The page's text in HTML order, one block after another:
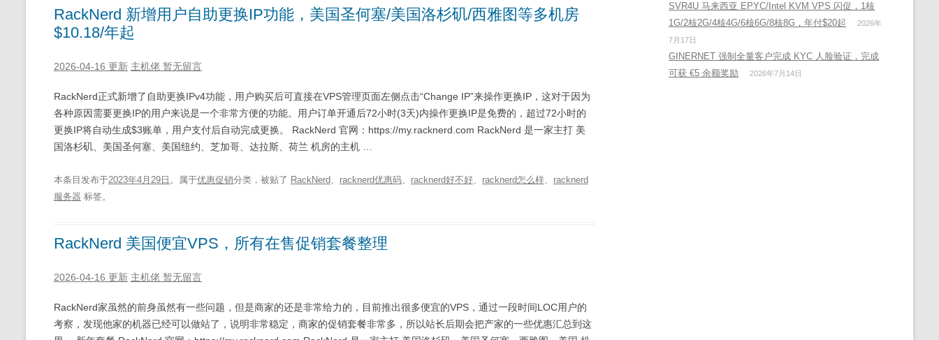
RackNerd 新增用户自助更换IP功能，美国圣何塞/美国洛杉矶/西雅图等多机房
$10.18/年起
2026-04-16 更新 主机佬 暂无留言
RackNerd正式新增了自助更换IPv4功能，用户购买后可直接在VPS管理页面左侧点击“Change IP”来操作更换IP，这对于因为
各种原因需要更换IP的用户来说是一个非常方便的功能。用户订单开通后72小时(3天)内操作更换IP是免费的，超过72小时的
更换IP将自动生成$3账单，用户支付后自动完成更换。 RackNerd 官网：https://my.racknerd.com RackNerd 是一家主打 美
国洛杉矶、美国圣何塞、美国纽约、芝加哥、达拉斯、荷兰 机房的主机 …
本条目发布于2023年4月29日 。属于优惠促销分类，被贴了 RackNerd、 racknerd优惠码、 racknerd好不好、 racknerd怎么样、 racknerd
服务器 标签。
RackNerd 美国便宜VPS，所有在售促销套餐整理
2026-04-16 更新 主机佬 暂无留言
RackNerd家虽然的前身虽然有一些问题，但是商家的还是非常给力的，目前推出很多便宜的VPS，通过一段时间LOC用户的
考察，发现他家的机器已经可以做站了，说明非常稳定，商家的促销套餐非常多，所以站长后期会把产家的一些优惠汇总到这
SVR4U 马来西亚 EPYC/Intel KVM VPS 闪促，1核
1G/2核2G/4核4G/6核6G/8核8G，年付$20起
2026年
7月17日
GINERNET 强制全量客户完成 KYC 人脸验证，完成
可获 €5 余额奖励
2026年7月14日